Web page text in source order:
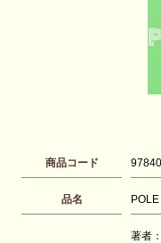
商品コード
品名
著者